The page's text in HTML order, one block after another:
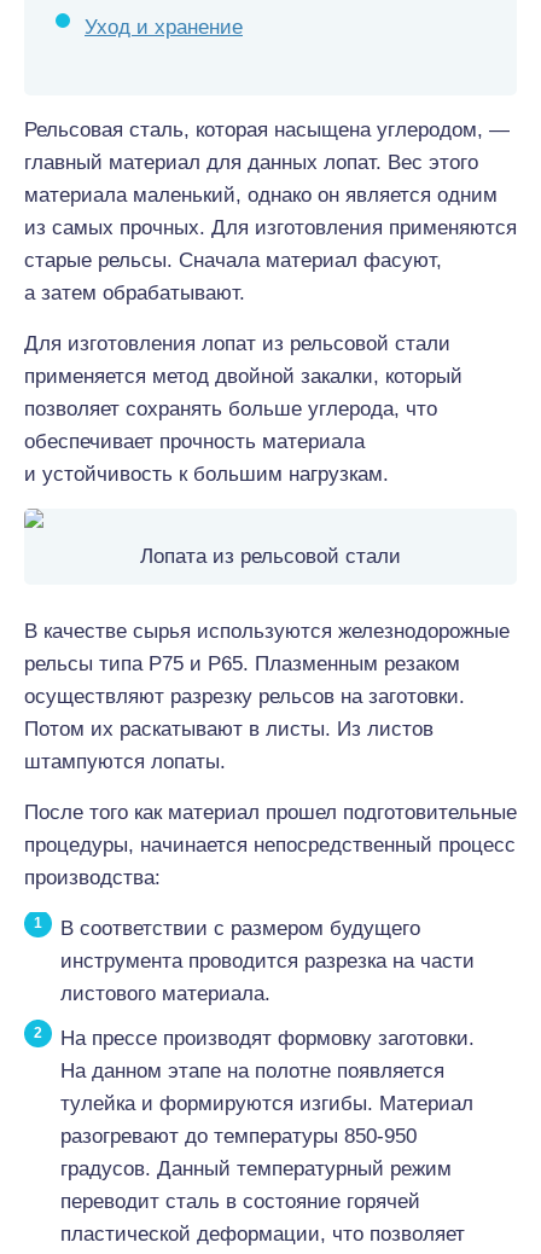
Уход и хранение
Рельсовая сталь, которая насыщена углеродом, —
главный материал для данных лопат. Вес этого
материала маленький, однако он является одним
из самых прочных. Для изготовления применяются
старые рельсы. Сначала материал фасуют,
а затем обрабатывают.
Для изготовления лопат из рельсовой стали
применяется метод двойной закалки, который
позволяет сохранять больше углерода, что
обеспечивает прочность материала
и устойчивость к большим нагрузкам.
Лопата из рельсовой стали
В качестве сырья используются железнодорожные
рельсы типа Р75 и Р65. Плазменным резаком
осуществляют разрезку рельсов на заготовки.
Потом их раскатывают в листы. Из листов
штампуются лопаты.
После того как материал прошел подготовительные
процедуры, начинается непосредственный процесс
производства:
В соответствии с размером будущего
инструмента проводится разрезка на части
листового материала.
На прессе производят формовку заготовки.
На данном этапе на полотне появляется
тулейка и формируются изгибы. Материал
разогревают до температуры 850-950
градусов. Данный температурный режим
переводит сталь в состояние горячей
пластической деформации, что позволяет